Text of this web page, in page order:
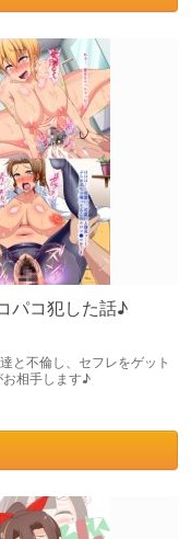
パコ犯した話♪
と不倫し、セフレをゲット
相手します♪